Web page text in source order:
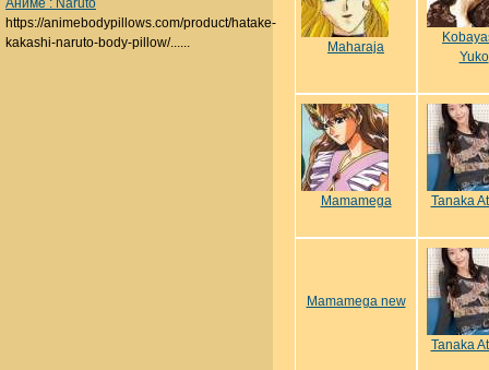
Maharaja
Yuko
Mamamega Tanaka
Mamamega new
Tanaka
Аниме : Naruto
https://animebodypillows.com/product/hatake-
kakashi-naruto-body-pillow/......